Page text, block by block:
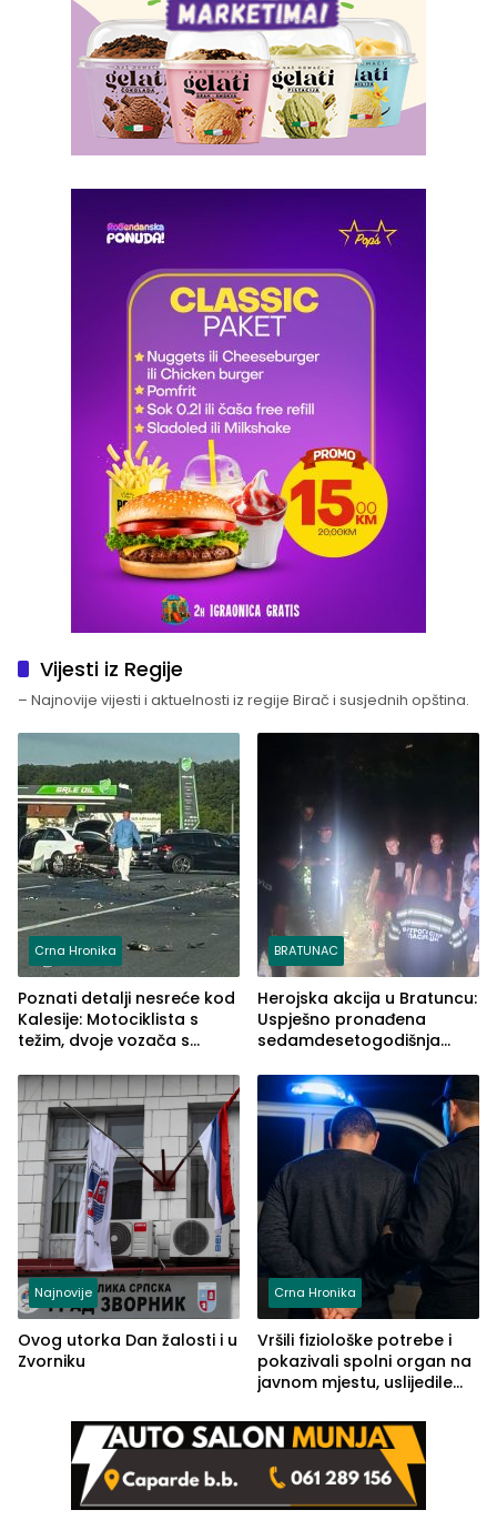
Vijesti iz Regije
– Najnovije vijesti i aktuelnosti iz regije Birač i susjednih opština.
Crna Hronika
Poznati detalji nesreće kod
Kalesije: Motociklista s
težim, dvoje vozača s
BRATUNAC
Herojska akcija u Bratuncu:
Uspješno pronađena
sedamdesetogodišnja
Kravice.
Najnovije
Ovog utorka Dan žalosti i u
Zvorniku
Crna Hronika
Vršili fiziološke potrebe i
pokazivali spolni organ na
javnom mjestu, uslijedile